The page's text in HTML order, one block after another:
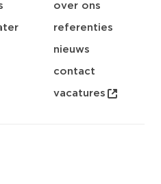
over ons
referenties
nieuws
contact
vacatures